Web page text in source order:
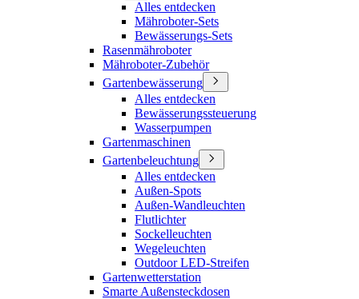
Alles entdecken
Mähroboter-Sets
Bewässerungs-Sets
Rasenmähroboter
Mähroboter-Zubehör
Gartenbewässerung
Alles entdecken
Bewässerungssteuerung
Wasserpumpen
Gartenmaschinen
Gartenbeleuchtung
Alles entdecken
Außen-Spots
Außen-Wandleuchten
Flutlichter
Sockelleuchten
Wegeleuchten
Outdoor LED-Streifen
Gartenwetterstation
Smarte Außensteckdosen